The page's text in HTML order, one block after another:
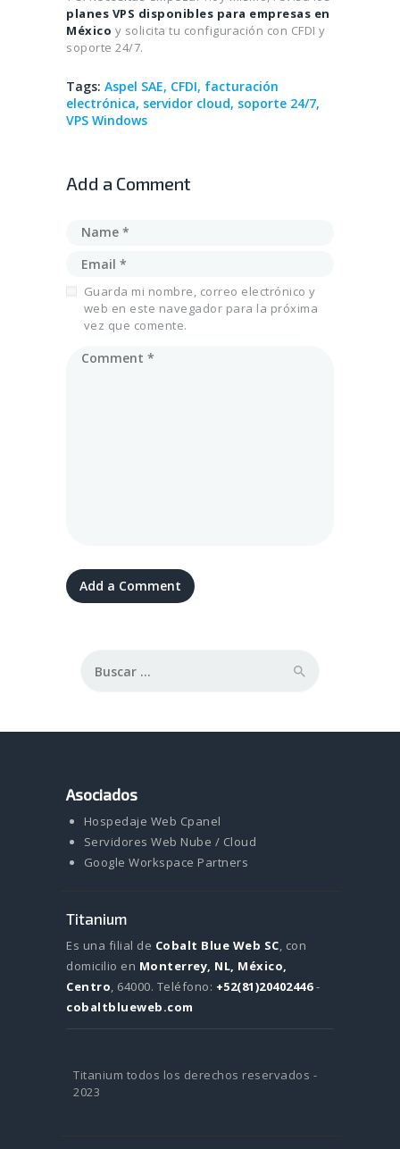
planes VPS disponibles para empresas en
México y solicita tu configuración con CFDI y
soporte 24/7.
Tags: Aspel SAE, CFDI, facturación
electrónica, servidor cloud, soporte 24/7,
VPS Windows
Add a Comment
Guarda mi nombre, correo electrónico y
web en este navegador para la próxima
vez que comente.
Asociados
Hospedaje Web Cpanel
Servidores Web Nube / Cloud
Google Workspace Partners
Titanium
Es una filial de Cobalt Blue Web SC, con
domicilio en Monterrey, NL, México,
Centro, 64000. Teléfono: +52(81)20402446-
cobaltblueweb.com
Titanium todos los derechos reservados -
2023